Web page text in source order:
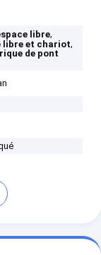
libre,
libre et chariot,
de pont